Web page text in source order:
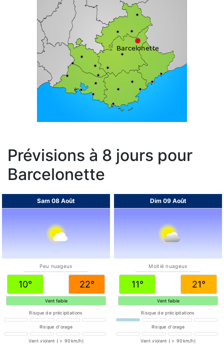
Prévisions à 8 jours pour
Barcelonette
Sam 08 Août
Peu nuageux
10° 22°
Vent faible
Risque de précipitations
Risque d'orage
Vent violent ( > 90km/h)
Dim 09 Août
Moitié nuageux
11° 21°
Vent faible
Risque de précipitations
Risque d'orage
Vent violent ( > 90km/h)